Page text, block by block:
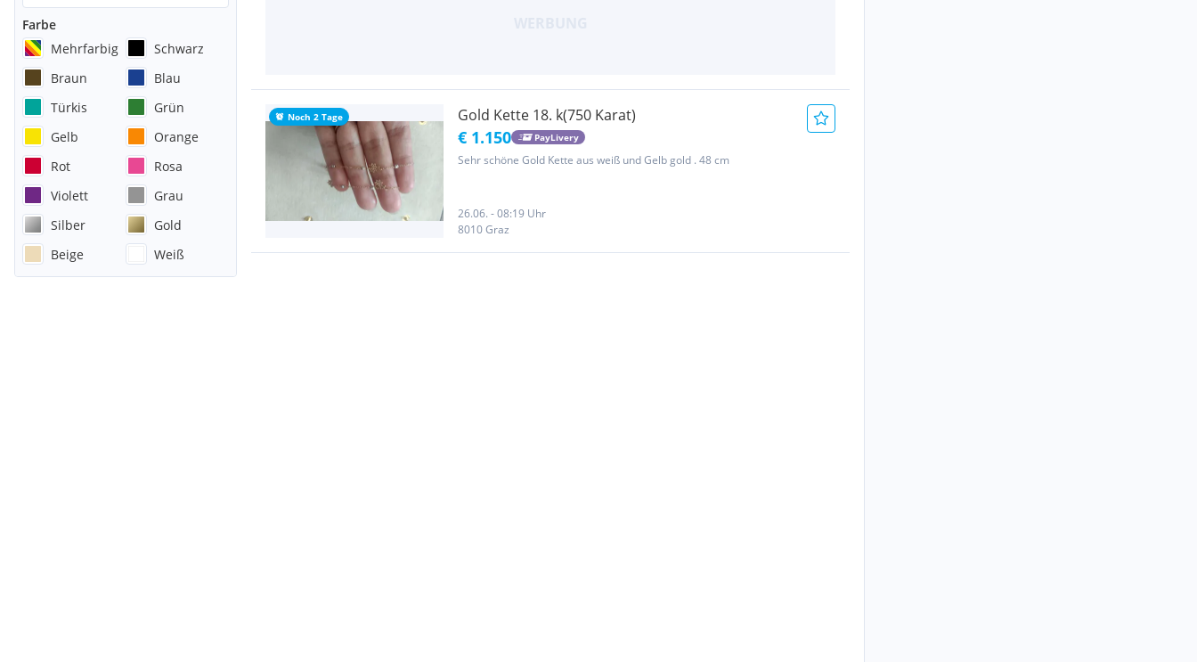
Farbe
Mehrfarbig
Schwarz
Braun
Blau
Türkis
Grün
Gelb
Orange
Rot
Rosa
Violett
Grau
Silber
Gold
Beige
Weiß
Noch 2 Tage Gold Kette 18. k(750 Karat)
€ 1.150 PayLivery
Sehr schöne Gold Kette aus weiß und Gelb gold . 48 cm
26.06. - 08:19 Uhr
8010 Graz